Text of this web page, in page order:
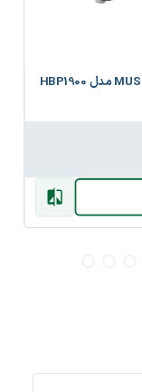
سیستم خورشیدی یکپارچه 3/5 کیلووات برند MUST مدل HBP1900